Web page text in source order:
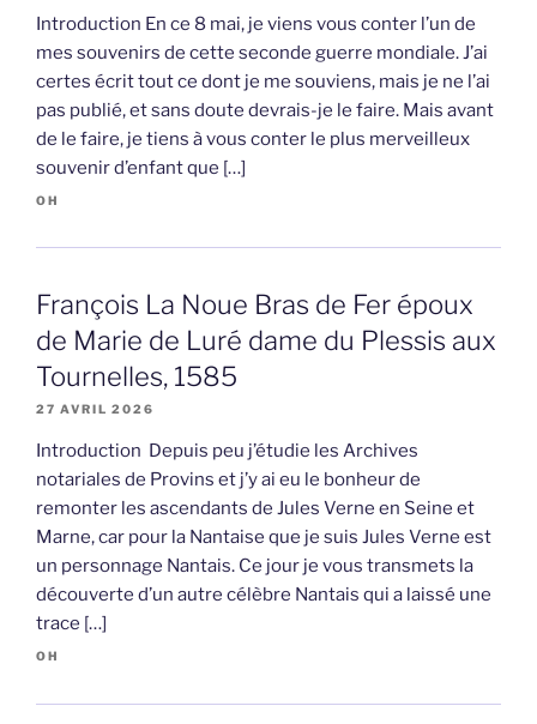
Introduction En ce 8 mai, je viens vous conter l’un de
mes souvenirs de cette seconde guerre mondiale. J’ai
certes écrit tout ce dont je me souviens, mais je ne l’ai
pas publié, et sans doute devrais-je le faire. Mais avant
de le faire, je tiens à vous conter le plus merveilleux
souvenir d’enfant que […]
OH
François La Noue Bras de Fer époux
de Marie de Luré dame du Plessis aux
Tournelles, 1585
27 AVRIL 2026
Introduction Depuis peu j’étudie les Archives
notariales de Provins et j’y ai eu le bonheur de
remonter les ascendants de Jules Verne en Seine et
Marne, car pour la Nantaise que je suis Jules Verne est
un personnage Nantais. Ce jour je vous transmets la
découverte d’un autre célèbre Nantais qui a laissé une
trace […]
OH